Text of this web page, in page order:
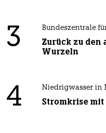
3 Bundeszentrale
Zurück zu
Wurzeln
4 Niedrigwasser in
Stromkrise mit